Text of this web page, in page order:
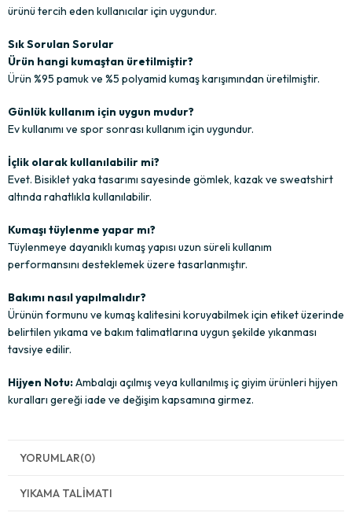
ürünü tercih eden kullanıcılar için uygundur.
Sık Sorulan Sorular
Ürün hangi kumaştan üretilmiştir?
Ürün %95 pamuk ve %5 polyamid kumaş karışımından üretilmiştir.
Günlük kullanım için uygun mudur?
Ev kullanımı ve spor sonrası kullanım için uygundur.
İçlik olarak kullanılabilir mi?
Evet. Bisiklet yaka tasarımı sayesinde gömlek, kazak ve sweatshirt
altında rahatlıkla kullanılabilir.
Kumaşı tüylenme yapar mı?
Tüylenmeye dayanıklı kumaş yapısı uzun süreli kullanım
performansını desteklemek üzere tasarlanmıştır.
Bakımı nasıl yapılmalıdır?
Ürünün formunu ve kumaş kalitesini koruyabilmek için etiket üzerinde
belirtilen yıkama ve bakım talimatlarına uygun şekilde yıkanması
tavsiye edilir.
Hijyen Notu:Ambalajı açılmış veya kullanılmış iç giyim ürünleri hijyen
kuralları gereği iade ve değişim kapsamına girmez.
YORUMLAR(0)
YIKAMA TALIMATI